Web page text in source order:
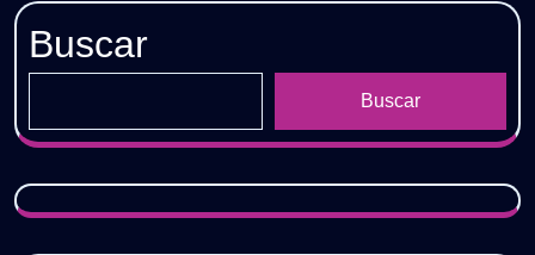
Buscar
Buscar